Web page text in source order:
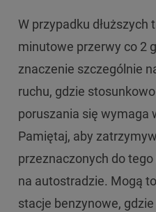
W przypadku dłuższych
minutowe przerwy co 2
znaczenie szczególnie
ruchu, gdzie
poruszania się wymaga
Pamiętaj, aby
przeznaczonych do
na autostradzie. Mogą
stacje benzynowe,